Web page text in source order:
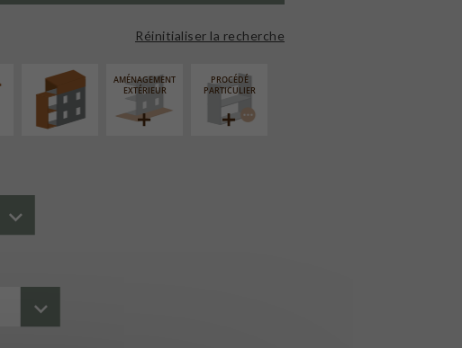
Réinitialiser la recherche
AMÉNAGEMENT
EXTÉRIEUR
PROCÉDÉ
PARTICULIER